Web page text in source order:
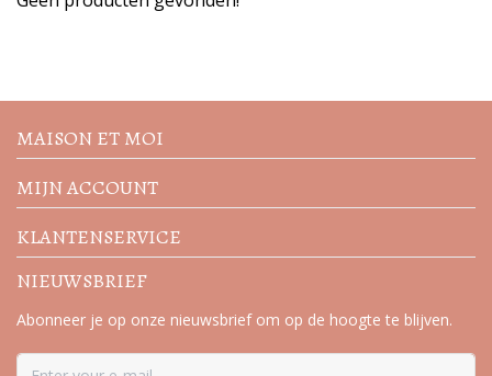
acties
MAISON ET MOI
MIJN ACCOUNT
KLANTENSERVICE
NIEUWSBRIEF
Abonneer je op onze nieuwsbrief om op de hoogte te blijven.